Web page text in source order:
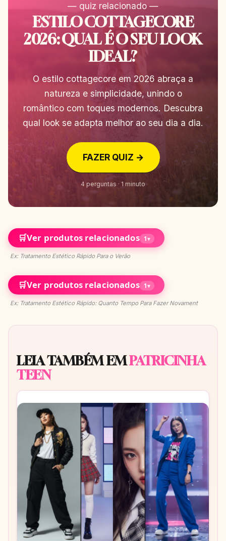
— quiz relacionado —
ESTILO COTTAGECORE
2026: QUAL É O SEU LOOK
IDEAL?
O estilo cottagecore em 2026 abraça a
natureza e simplicidade, unindo o
romântico com toques modernos. Descubra
qual look se adapta melhor ao seu dia a dia.
FAZER QUIZ →
4 perguntas · 1 minuto
🛒Ver produtos relacionados 1▾
Ex: Tratamento Estético Rápido Para o Verão
🛒Ver produtos relacionados 1▾
Ex: Tratamento Estético Rápido: Quanto Tempo Para Fazer Novament
LEIA TAMBÉM EMPATRICINHA
TEEN